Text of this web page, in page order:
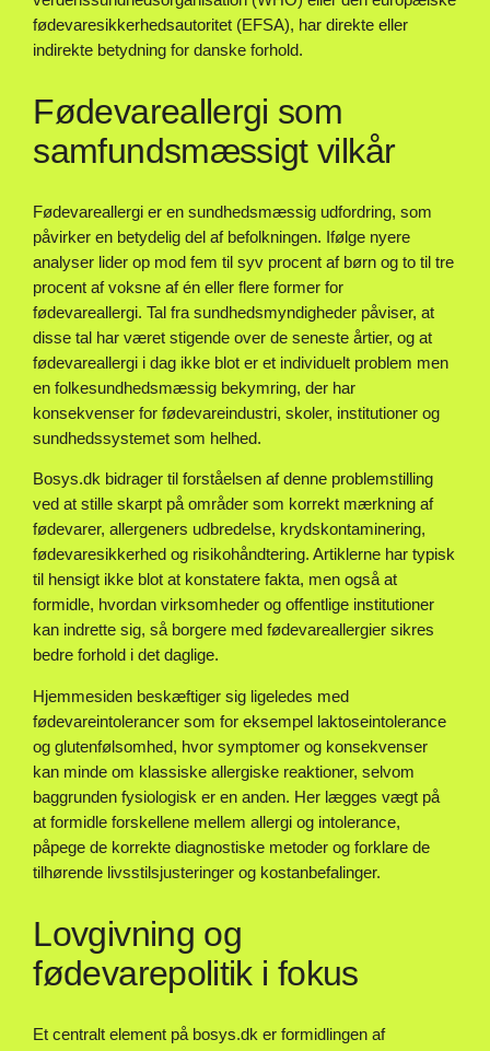
fødevaresikkerhedsautoritet (EFSA), har direkte eller
indirekte betydning for danske forhold.
Fødevareallergi som
samfundsmæssigt vilkår
Fødevareallergi er en sundhedsmæssig udfordring, som
påvirker en betydelig del af befolkningen. Ifølge nyere
analyser lider op mod fem til syv procent af børn og to til tre
procent af voksne af én eller flere former for
fødevareallergi. Tal fra sundhedsmyndigheder påviser, at
disse tal har været stigende over de seneste årtier, og at
fødevareallergi i dag ikke blot er et individuelt problem men
en folkesundhedsmæssig bekymring, der har
konsekvenser for fødevareindustri, skoler, institutioner og
sundhedssystemet som helhed.
Bosys.dk bidrager til forståelsen af denne problemstilling
ved at stille skarpt på områder som korrekt mærkning af
fødevarer, allergeners udbredelse, krydskontaminering,
fødevaresikkerhed og risikohåndtering. Artiklerne har typisk
til hensigt ikke blot at konstatere fakta, men også at
formidle, hvordan virksomheder og offentlige institutioner
kan indrette sig, så borgere med fødevareallergier sikres
bedre forhold i det daglige.
Hjemmesiden beskæftiger sig ligeledes med
fødevareintolerancer som for eksempel laktoseintolerance
og glutenfølsomhed, hvor symptomer og konsekvenser
kan minde om klassiske allergiske reaktioner, selvom
baggrunden fysiologisk er en anden. Her lægges vægt på
at formidle forskellene mellem allergi og intolerance,
påpege de korrekte diagnostiske metoder og forklare de
tilhørende livsstilsjusteringer og kostanbefalinger.
Lovgivning og
fødevarepolitik i fokus
Et centralt element på bosys.dk er formidlingen af